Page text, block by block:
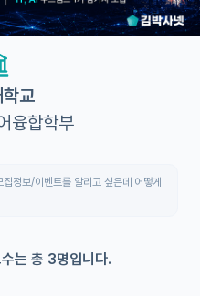
교
융합학부
정보/이벤트를 알리고 싶은데 어떻게
는 총 3명입니다.